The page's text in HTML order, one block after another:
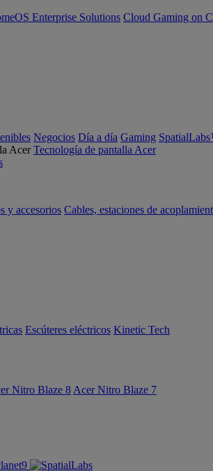
Enterprise Solutions Cloud Gaming on
Negocios Día a día Gaming
Tecnología de pantalla Acer
y accesorios Cables, estaciones de
Escúteres eléctricos Kinetic Tech
Nitro Blaze 8 Acer Nitro Blaze 7